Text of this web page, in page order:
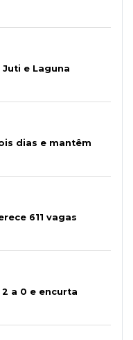
e Laguna
dias e mantêm
611 vagas
a 0 e encurta